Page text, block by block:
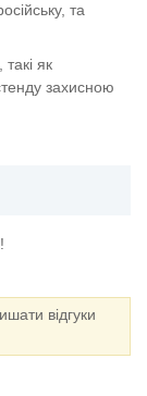
та
як
захисною
відгуки